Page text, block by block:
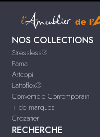
NOS COLLECTIONS
Stressless®
Fama
Artcopi
Lattoflex®
Convertible Contemporain
+ de marques
Crozatier
RECHERCHE